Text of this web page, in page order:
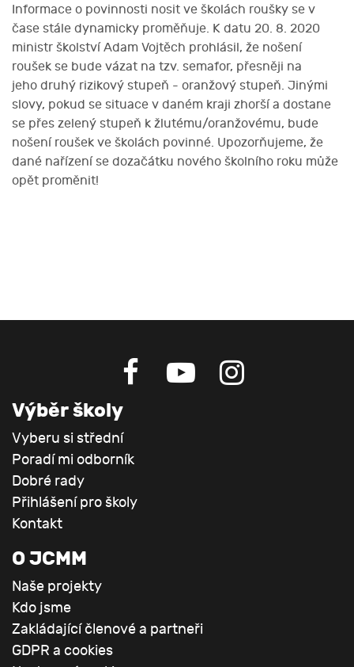
Informace o povinnosti nosit ve školách roušky se v
čase stále dynamicky proměňuje. K datu 20. 8. 2020
ministr školství Adam Vojtěch prohlásil, že nošení
roušek se bude vázat na tzv. semafor, přesněji na
jeho druhý rizikový stupeň - oranžový stupeň. Jinými
slovy, pokud se situace v daném kraji zhorší a dostane
se přes zelený stupeň k žlutému/oranžovému, bude
nošení roušek ve školách povinné. Upozorňujeme, že
dané nařízení se dozačátku nového školního roku může
opět proměnit!
Výběr školy
Vyberu si střední
Poradí mi odborník
Dobré rady
Přihlášení pro školy
Kontakt
O JCMM
Naše projekty
Kdo jsme
Zakládající členové a partneři
GDPR a cookies